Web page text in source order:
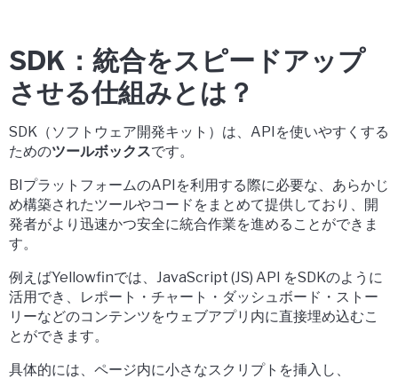
SDK：統合をスピードアップ
させる仕組みとは？
SDK（ソフトウェア開発キット）は、APIを使いやすくする
ためのツールボックスです。
BIプラットフォームのAPIを利用する際に必要な、あらかじ
め構築されたツールやコードをまとめて提供しており、開
発者がより迅速かつ安全に統合作業を進める ことができま
す。
例えばYellowfinでは、 JavaScript (JS) API をSDKのように
活用でき、レポート・チャート・ダッシュボード・ストー
リーなどのコンテンツをウェブアプリ内に直接埋め込むこ
とができます。
具体的には、ページ内に小さなスクリプトを挿入し、